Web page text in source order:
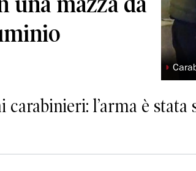
◗
carabinieri: l’arma è